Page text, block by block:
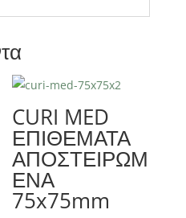
CURI MED
ΕΠΙΘΕΜΑΤΑ
ΑΠΟΣΤΕΙΡΩΜ
ΕΝΑ
75x75mm